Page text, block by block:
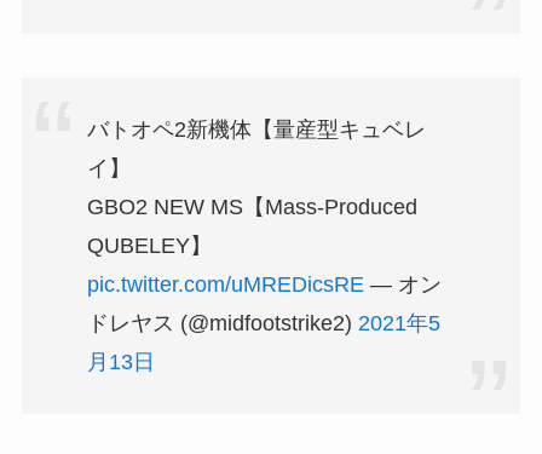
バトオペ2新機体【量産型キュベレ
イ】
GBO2 NEW MS【Mass-Produced
QUBELEY】
pic.twitter.com/uMREDicsRE — オン
ドレヤス (@midfootstrike2) 2021年5
月13日